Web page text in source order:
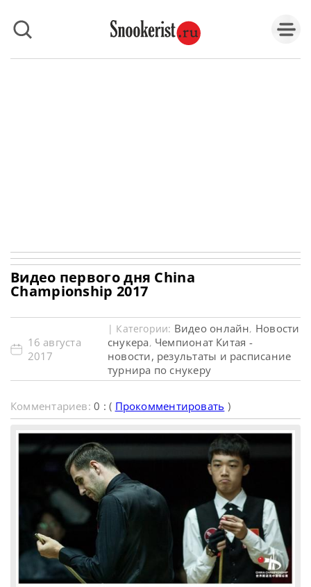
Видео первого дня China
Championship 2017
16 августа
2017
| Категории: Видео онлайн, Новости
снукера, Чемпионат Китая -
новости, результаты и расписание
турнира по снукеру
Комментариев:0 : ( Прокомментировать )